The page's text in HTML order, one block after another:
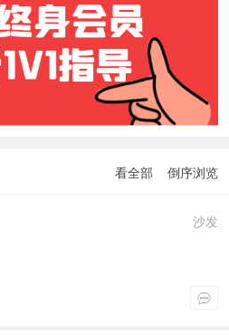
看全部 倒序浏览
沙发